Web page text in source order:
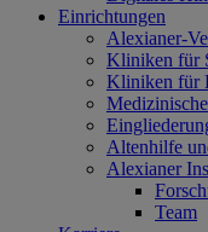
Einrichtungen
Alexianer-
Kliniken für
Kliniken für
Altenhilfe
Alexianer
Team